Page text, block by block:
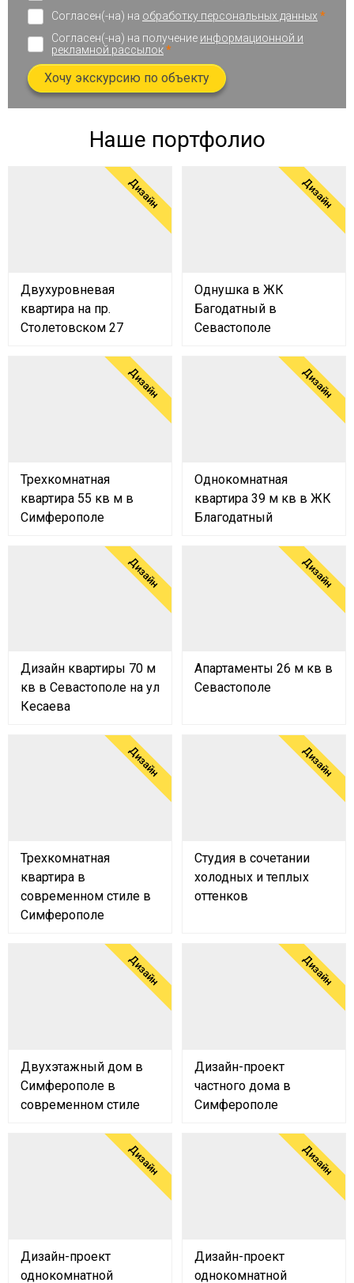
Согласен(-на) на обработку персональных данных *
Согласен(-на) на получение информационной и
рекламной рассылок*
Хочу экскурсию по объекту
Наше портфолио
Дизайн
Двухуровневая
квартира на пр.
Столетовском 27
Дизайн
Однушка в ЖК
Багодатный в
Севастополе
Дизайн
Трехкомнатная
квартира 55 кв м в
Симферополе
Дизайн
Однокомнатная
квартира 39 м кв в ЖК
Благодатный
Дизайн
Дизайн квартиры 70 м
кв в Севастополе на ул
Кесаева
Дизайн
Апартаменты 26 м кв в
Севастополе
Дизайн
Трехкомнатная
квартира в
современном стиле в
Симферополе
Дизайн
Студия в сочетании
холодных и теплых
оттенков
Дизайн
Двухэтажный дом в
Симферополе в
современном стиле
Дизайн
Дизайн-проект
частного дома в
Симферополе
Дизайн
Дизайн-проект
однокомнатной
Дизайн
Дизайн-проект
однокомнатной